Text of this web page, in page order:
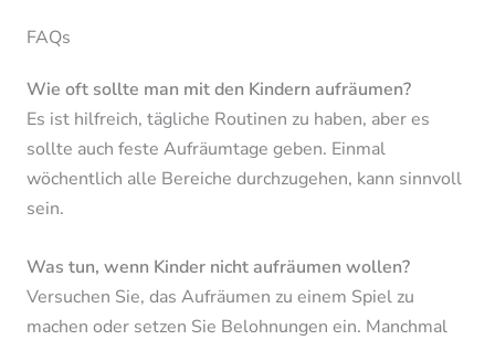
FAQs
Wie oft sollte man mit den Kindern aufräumen?
Es ist hilfreich, tägliche Routinen zu haben, aber es
sollte auch feste Aufräumtage geben. Einmal
wöchentlich alle Bereiche durchzugehen, kann sinnvoll
sein.
Was tun, wenn Kinder nicht aufräumen wollen?
Versuchen Sie, das Aufräumen zu einem Spiel zu
machen oder setzen Sie Belohnungen ein. Manchmal